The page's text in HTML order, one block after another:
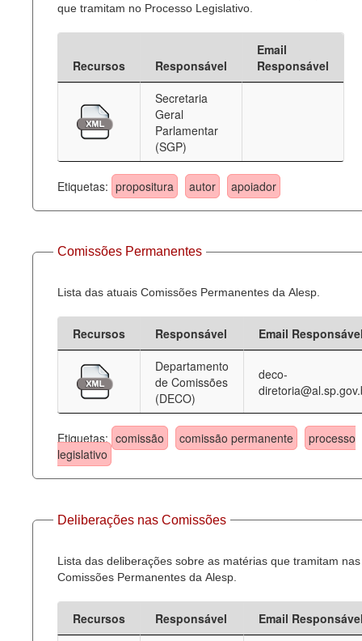
Catálogo de dados
Deputados Estaduais
Administração
Agenda
Perguntas frequentes
Contato
que tramitam no Processo Legislativo.
Recursos Responsável
Email
Responsável
Secretaria
Geral
Parlamentar
(SGP)
Etiquetas: propositura autor apoiador
Comissões Permanentes
Lista das atuais Comissões Permanentes da Alesp.
Recursos Responsável
Email
Departamento
de Comissões
(DECO)
deco-
Etiquetas: comissão comissão permanente
processo
legislativo
Deliberações nas Comissões
Lista das deliberações sobre as matérias que tramitam nas
Comissões Permanentes da Alesp.
Recursos Responsável
Email